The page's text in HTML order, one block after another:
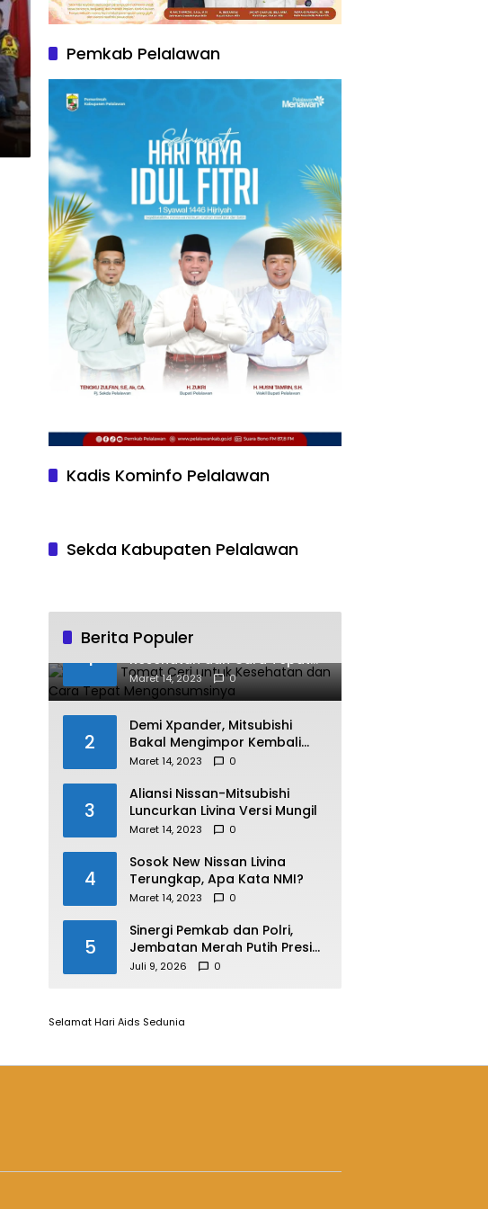
Pemkab Pelalawan
Kadis Kominfo Pelalawan
Sekda Kabupaten Pelalawan
Berita Populer
1
Manfaat Tomat Ceri untuk
Kesehatan dan Cara Tepat
Mengonsumsinya
Maret 14, 2023 0
2
Demi Xpander, Mitsubishi
Bakal Mengimpor Kembali
Pajero Sport
Maret 14, 2023 0
3
Aliansi Nissan-Mitsubishi
Luncurkan Livina Versi Mungil
Maret 14, 2023 0
4
Sosok New Nissan Livina
Terungkap, Apa Kata NMI?
Maret 14, 2023 0
5
Sinergi Pemkab dan Polri,
Jembatan Merah Putih Presisi
Resmi Dibuka untuk
Juli 9, 2026 0
Selamat Hari Aids Sedunia